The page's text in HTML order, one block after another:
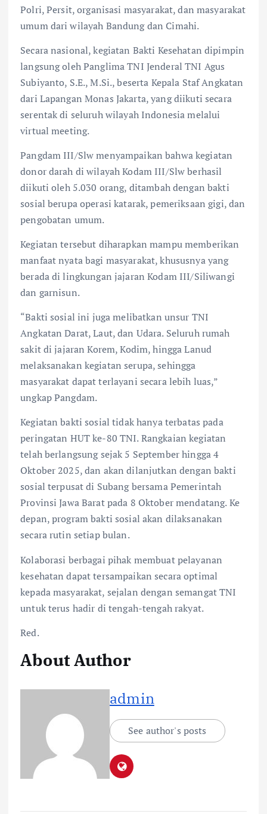
Polri, Persit, organisasi masyarakat, dan masyarakat
umum dari wilayah Bandung dan Cimahi.
Secara nasional, kegiatan Bakti Kesehatan dipimpin
langsung oleh Panglima TNI Jenderal TNI Agus
Subiyanto, S.E., M.Si., beserta Kepala Staf Angkatan
dari Lapangan Monas Jakarta, yang diikuti secara
serentak di seluruh wilayah Indonesia melalui
virtual meeting.
Pangdam III/Slw menyampaikan bahwa kegiatan
donor darah di wilayah Kodam III/Slw berhasil
diikuti oleh 5.030 orang, ditambah dengan bakti
sosial berupa operasi katarak, pemeriksaan gigi, dan
pengobatan umum.
Kegiatan tersebut diharapkan mampu memberikan
manfaat nyata bagi masyarakat, khususnya yang
berada di lingkungan jajaran Kodam III/Siliwangi
dan garnisun.
“Bakti sosial ini juga melibatkan unsur TNI
Angkatan Darat, Laut, dan Udara. Seluruh rumah
sakit di jajaran Korem, Kodim, hingga Lanud
melaksanakan kegiatan serupa, sehingga
masyarakat dapat terlayani secara lebih luas,”
ungkap Pangdam.
Kegiatan bakti sosial tidak hanya terbatas pada
peringatan HUT ke-80 TNI. Rangkaian kegiatan
telah berlangsung sejak 5 September hingga 4
Oktober 2025, dan akan dilanjutkan dengan bakti
sosial terpusat di Subang bersama Pemerintah
Provinsi Jawa Barat pada 8 Oktober mendatang. Ke
depan, program bakti sosial akan dilaksanakan
secara rutin setiap bulan.
Kolaborasi berbagai pihak membuat pelayanan
kesehatan dapat tersampaikan secara optimal
kepada masyarakat, sejalan dengan semangat TNI
untuk terus hadir di tengah-tengah rakyat.
Red.
About Author
admin
See author's posts